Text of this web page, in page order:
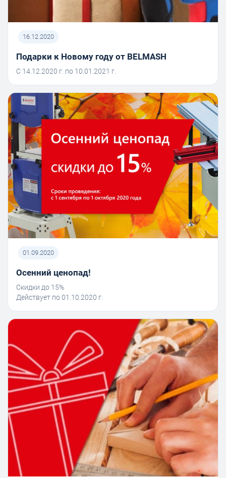
16.12.2020
Подарки к Новому году от BELMASH
С 14.12.2020 г. по 10.01.2021 г.
01.09.2020
Осенний ценопад!
Скидки до 15%
Действует по 01.10.2020 г.